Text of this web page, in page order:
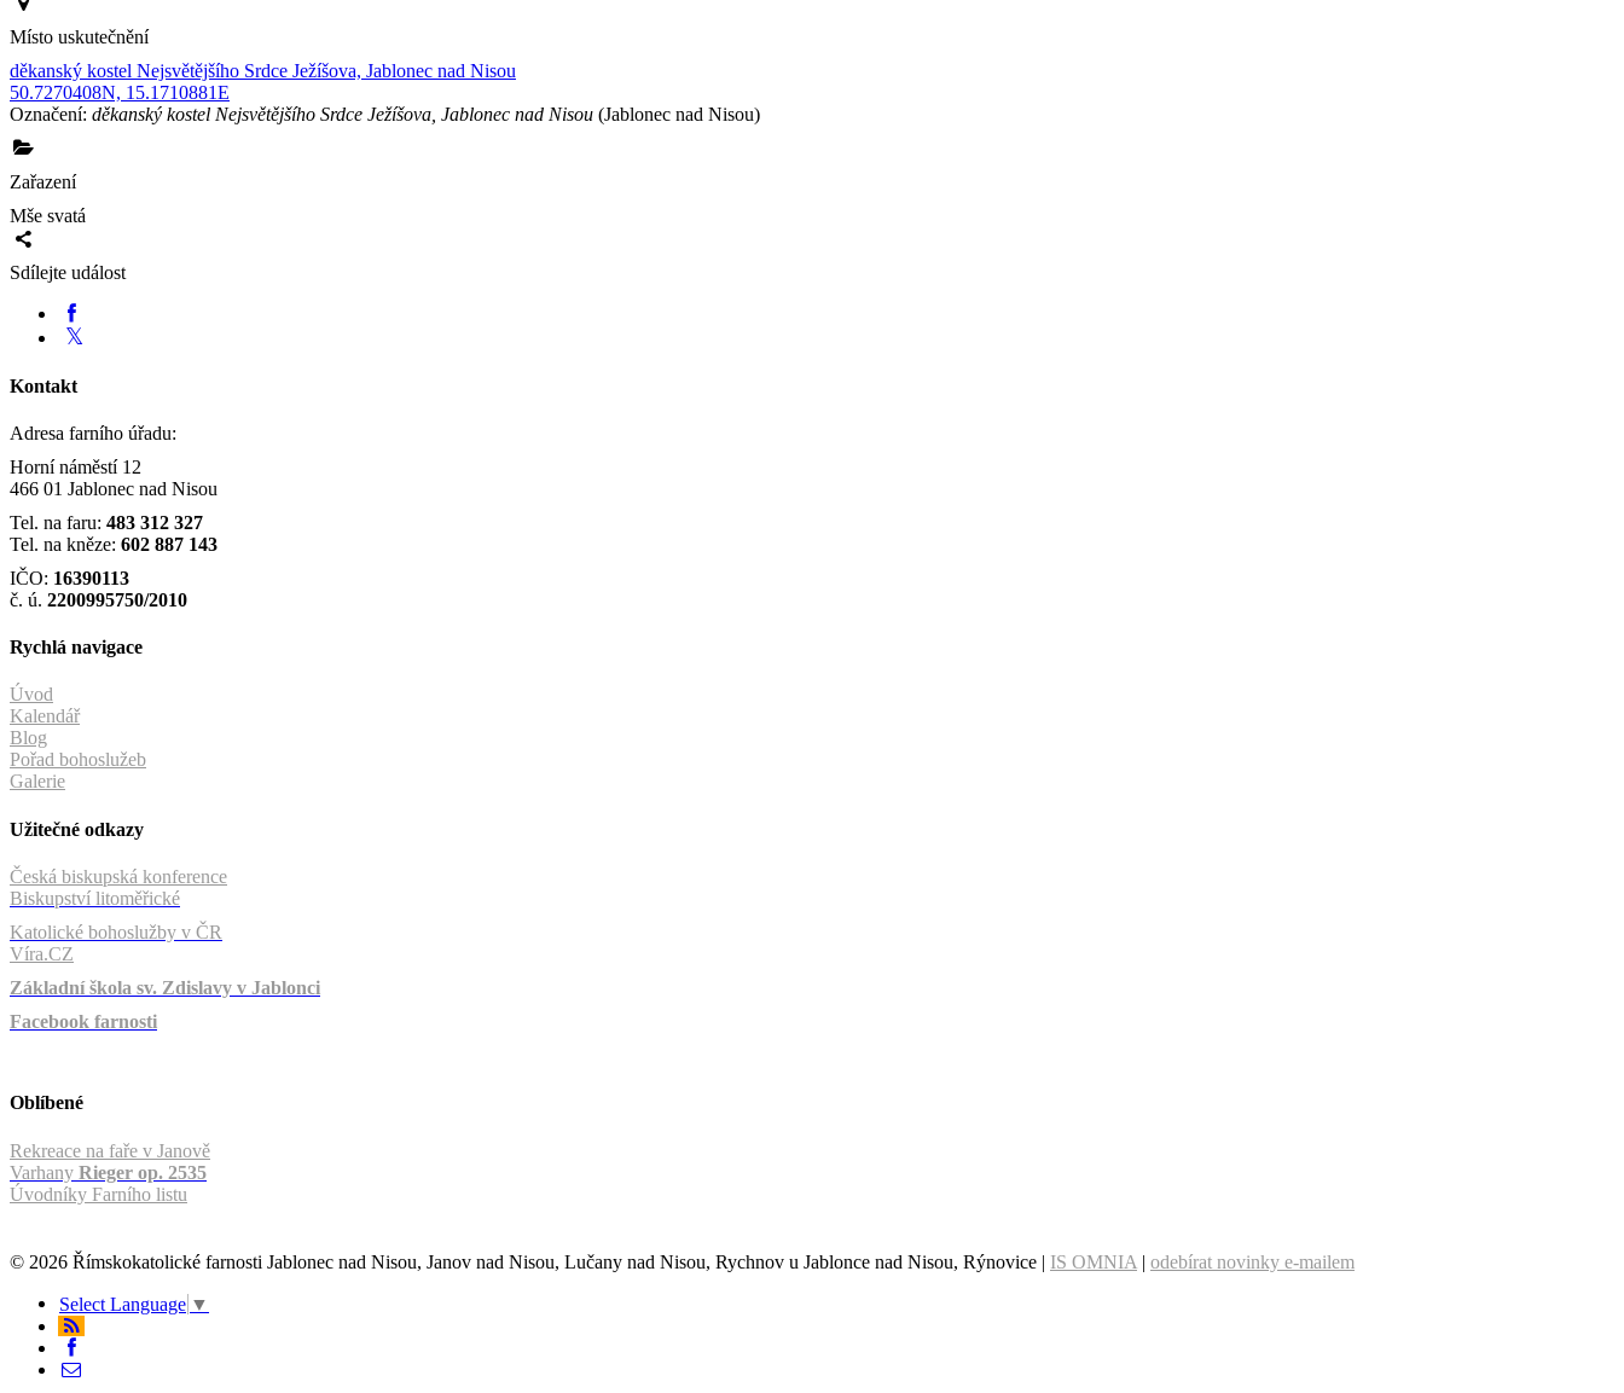
Místo uskutečnění
děkanský kostel Nejsvětějšího Srdce Ježíšova, Jablonec nad Nisou
50.7270408N, 15.1710881E
Označení: děkanský kostel Nejsvětějšího Srdce Ježíšova, Jablonec nad Nisou (Jablonec nad Nisou)
Zařazení
Mše svatá
Sdílejte událost
Kontakt
Adresa farního úřadu:
Horní náměstí 12
466 01 Jablonec nad Nisou
Tel. na faru: 483 312 327
Tel. na kněze: 602 887 143
IČO: 16390113
č. ú. 2200995750/2010
Rychlá navigace
Úvod
Kalendář
Blog
Pořad bohoslužeb
Galerie
Užitečné odkazy
Česká biskupská konference
Biskupství litoměřické
Katolické bohoslužby v ČR
Víra.CZ
Základní škola sv. Zdislavy v Jablonci
Facebook farnosti
Oblíbené
Rekreace na faře v Janově
Varhany Rieger op. 2535
Úvodníky Farního listu
© 2026 Římskokatolické farnosti Jablonec nad Nisou, Janov nad Nisou, Lučany nad Nisou, Rychnov u Jablonce nad Nisou, Rýnovice | IS OMNIA | odebírat novinky e-mailem
Select Language ▼